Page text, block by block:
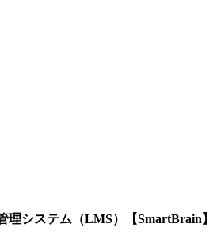
理システム（LMS）【SmartBrain】